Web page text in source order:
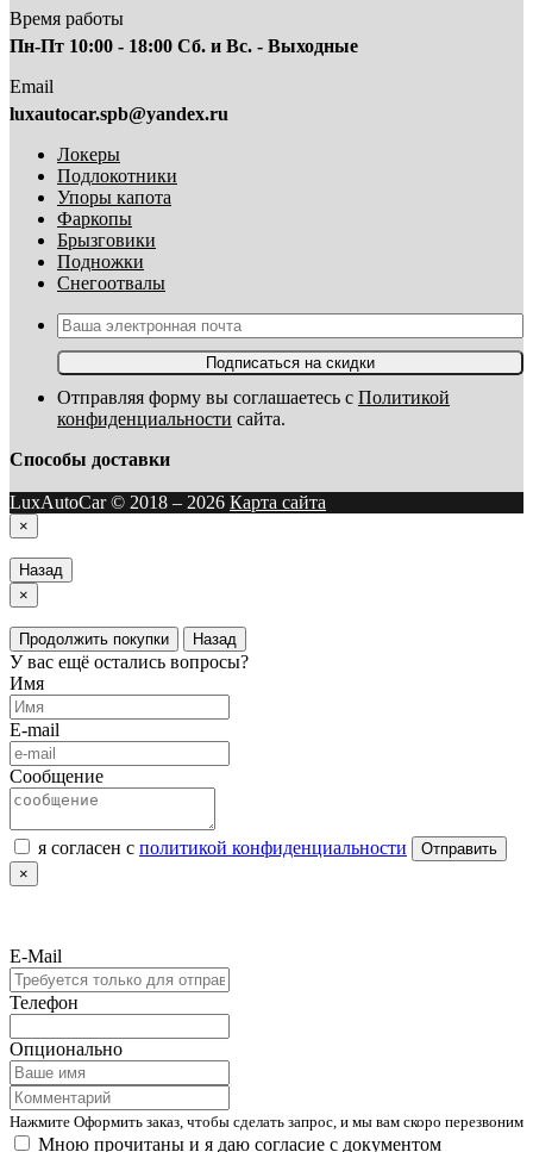
Время работы
Пн-Пт 10:00 - 18:00 Сб. и Вс. - Выходные
Email
luxautocar.spb@yandex.ru
Локеры
Подлокотники
Упоры капота
Фаркопы
Брызговики
Подножки
Снегоотвалы
Подписаться на скидки
Отправляя форму вы соглашаетесь с Политикой
конфиденциальности сайта.
Способы доставки
LuxAutoCar © 2018 – 2026 Карта сайта
×
Назад
×
Продолжить покупки Назад
У вас ещё остались вопросы?
Имя
E-mail
Сообщение
я согласен с политикой конфиденциальности
Отправить
×
E-Mail
Телефон
Опционально
Нажмите Оформить заказ, чтобы сделать запрос, и мы вам скоро перезвоним
Мною прочитаны и я даю согласие с документом